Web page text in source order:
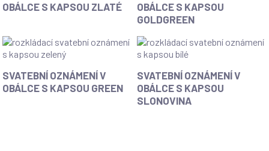
OBÁLCE S KAPSOU ZLATÉ
OBÁLCE S KAPSOU
GOLDGREEN
SVATEBNÍ OZNÁMENÍ V
OBÁLCE S KAPSOU GREEN
SVATEBNÍ OZNÁMENÍ V
OBÁLCE S KAPSOU
SLONOVINA